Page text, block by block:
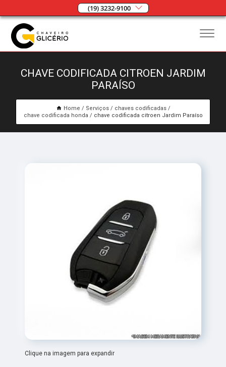
(19) 3232-9100
CHAVE CODIFICADA CITROEN JARDIM
PARAÍSO
Home Serviços
chaves codificadas
chave codificada honda
chave codificada citroen Jardim Paraíso
Clique na imagem para expandir